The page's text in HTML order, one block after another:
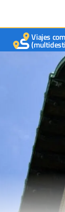
Viajes